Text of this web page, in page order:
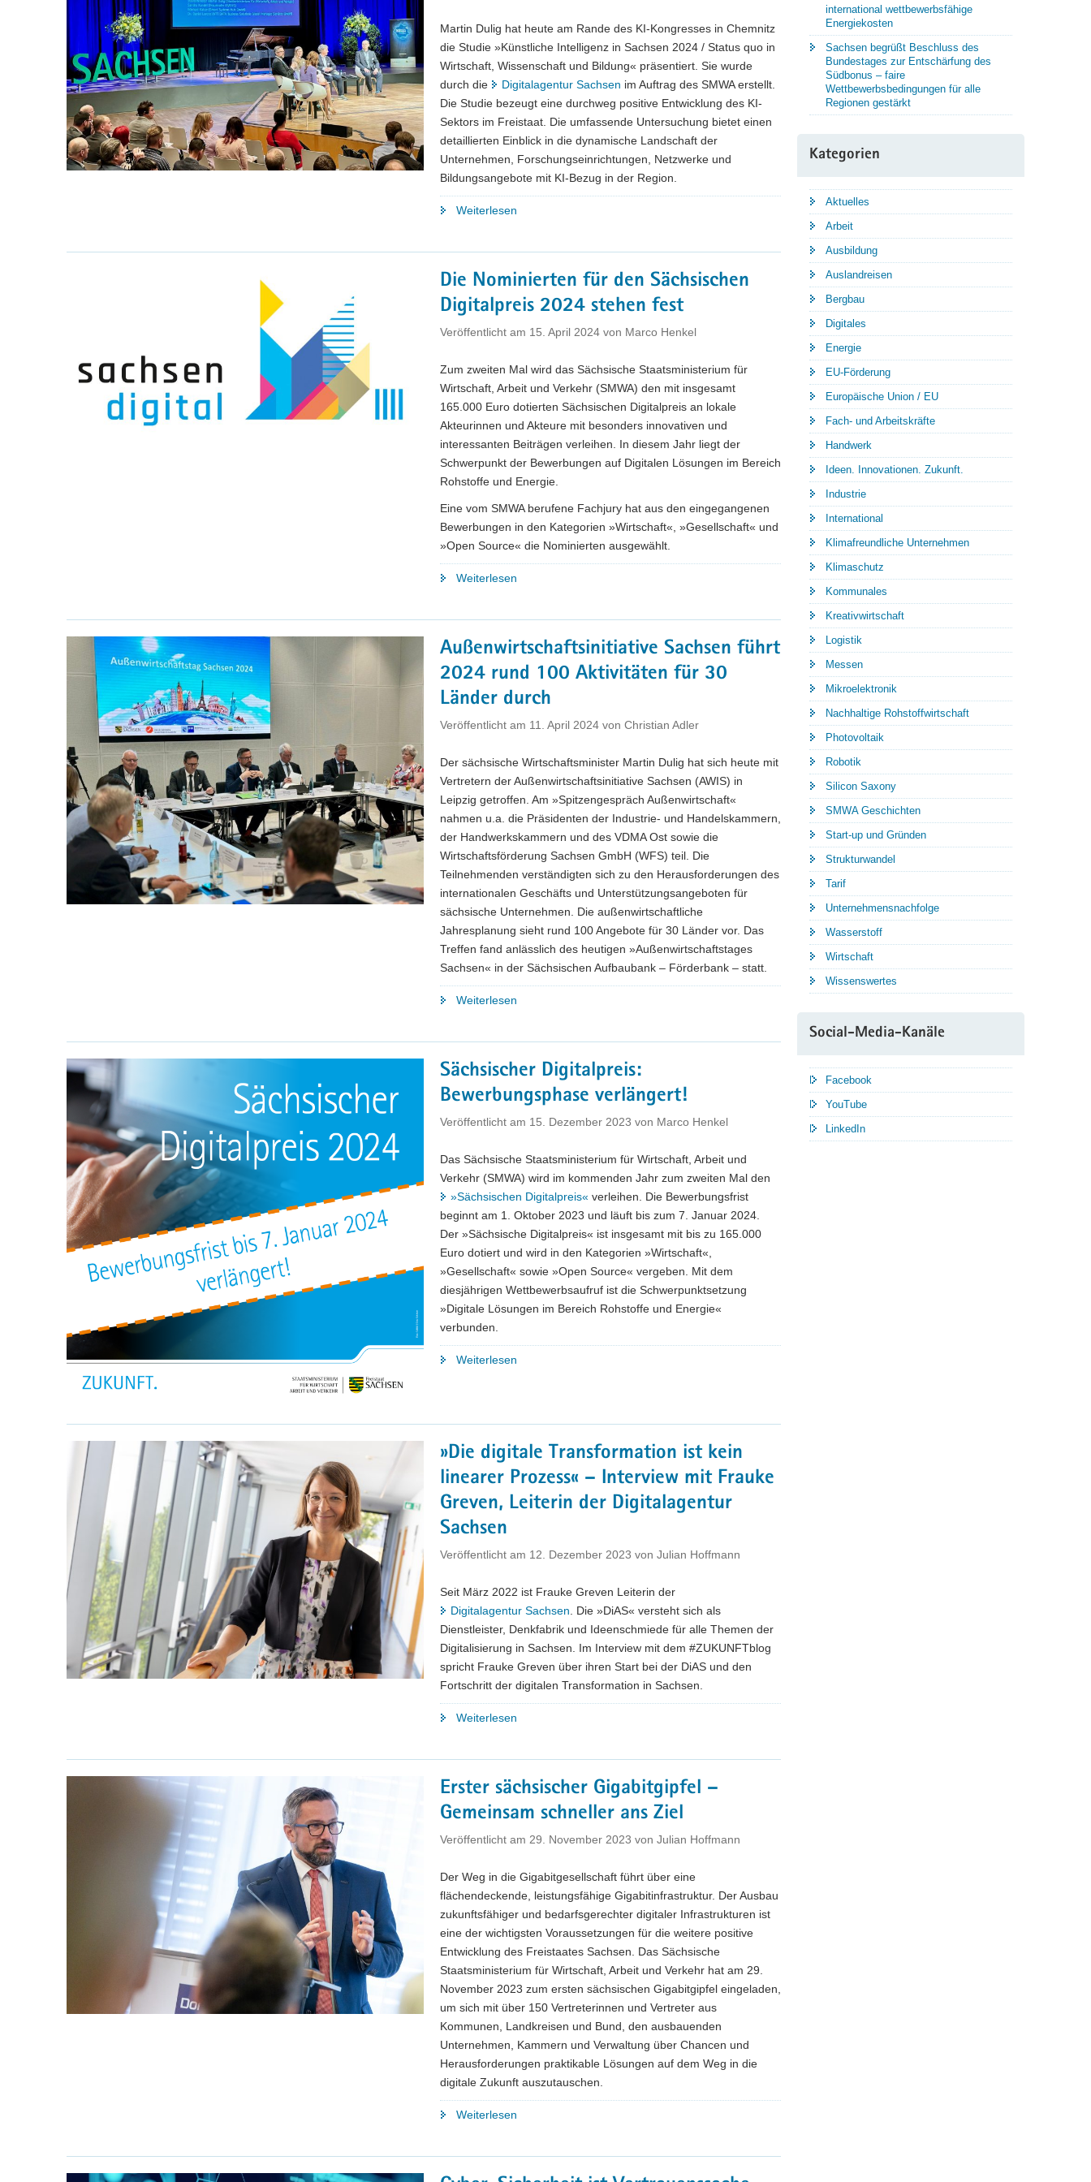
1,35
Mrd.
Euro
kofinanziert"
Martin Dulig hat heute am Rande des KI-Kongresses in Chemnitz
die Studie »Künstliche Intelligenz in Sachsen 2024 / Status quo in
Wirtschaft, Wissenschaft und Bildung« präsentiert. Sie wurde
durch die
Digitalagentur Sachsen im Auftrag des SMWA erstellt.
Die Studie bezeugt eine durchweg positive Entwicklung des KI-
Sektors im Freistaat. Die umfassende Untersuchung bietet einen
detaillierten Einblick in die dynamische Landschaft der
Unternehmen, Forschungseinrichtungen, Netzwerke und
Bildungsangebote mit KI-Bezug in der Region.
Weiterlesen
Studie
zum
quo
Wirtschaft,
Wissenschaft
und
Bildung"
Die Nominierten für den Sächsischen
Digitalpreis 2024 stehen fest
Veröffentlicht am 15. April 2024 von Marco Henkel
Zum zweiten Mal wird das Sächsische Staatsministerium für
Wirtschaft, Arbeit und Verkehr (SMWA) den mit insgesamt
165.000 Euro dotierten Sächsischen Digitalpreis an lokale
Akteurinnen und Akteure mit besonders innovativen und
interessanten Beiträgen verleihen. In diesem Jahr liegt der
Schwerpunkt der Bewerbungen auf Digitalen Lösungen im Bereich
Rohstoffe und Energie.
Eine vom SMWA berufene Fachjury hat aus den eingegangenen
Bewerbungen in den Kategorien »Wirtschaft«, »Gesellschaft« und
»Open Source« die Nominierten ausgewählt.
Weiterlesen
Sächsischen
Digitalpreis 2024
stehen
fest"
Außenwirtschaftsinitiative Sachsen führt
2024 rund 100 Aktivitäten für 30
Länder durch
Veröffentlicht am 11. April 2024 von Christian Adler
Der sächsische Wirtschaftsminister Martin Dulig hat sich heute mit
Vertretern der Außenwirtschaftsinitiative Sachsen (AWIS) in
Leipzig getroffen. Am »Spitzengespräch Außenwirtschaft«
nahmen u.a. die Präsidenten der Industrie- und Handelskammern,
der Handwerkskammern und des VDMA Ost sowie die
Wirtschaftsförderung Sachsen GmbH (WFS) teil. Die
Teilnehmenden verständigten sich zu den Herausforderungen des
internationalen Geschäfts und Unterstützungsangeboten für
sächsische Unternehmen. Die außenwirtschaftliche
Jahresplanung sieht rund 100 Angebote für 30 Länder vor. Das
Treffen fand anlässlich des heutigen »Außenwirtschaftstages
Sachsen« in der Sächsischen Aufbaubank – Förderbank – statt.
Weiterlesen
rund
100 Aktivitäten
30
durch"
Sächsischer Digitalpreis:
Bewerbungsphase verlängert!
Veröffentlicht am 15. Dezember 2023 von Marco Henkel
Das Sächsische Staatsministerium für Wirtschaft, Arbeit und
Verkehr (SMWA) wird im kommenden Jahr zum zweiten Mal den
»Sächsischen Digitalpreis« verleihen. Die Bewerbungsfrist
beginnt am 1. Oktober 2023 und läuft bis zum 7. Januar 2024.
Der »Sächsische Digitalpreis« ist insgesamt mit bis zu 165.000
Euro dotiert und wird in den Kategorien »Wirtschaft«,
»Gesellschaft« sowie »Open Source« vergeben. Mit dem
diesjährigen Wettbewerbsaufruf ist die Schwerpunktsetzung
»Digitale Lösungen im Bereich Rohstoffe und Energie«
verbunden.
Weiterlesen
»Die digitale Transformation ist kein
linearer Prozess« – Interview mit Frauke
Greven, Leiterin der Digitalagentur
Sachsen
Veröffentlicht am 12. Dezember 2023 von Julian Hoffmann
Seit März 2022 ist Frauke Greven Leiterin der
Digitalagentur Sachsen . Die »DiAS« versteht sich als
Dienstleister, Denkfabrik und Ideenschmiede für alle Themen der
Digitalisierung in Sachsen. Im Interview mit dem #ZUKUNFTblog
spricht Frauke Greven über ihren Start bei der DiAS und den
Fortschritt der digitalen Transformation in Sachsen.
Weiterlesen
kein
linearer
–
mit
Frauke
Greven,
Leiterin
der
Digitalagentur
Sachsen"
Erster sächsischer Gigabitgipfel –
Gemeinsam schneller ans Ziel
Veröffentlicht am 29. November 2023 von Julian Hoffmann
Der Weg in die Gigabitgesellschaft führt über eine
flächendeckende, leistungsfähige Gigabitinfrastruktur. Der Ausbau
zukunftsfähiger und bedarfsgerechter digitaler Infrastrukturen ist
eine der wichtigsten Voraussetzungen für die weitere positive
Entwicklung des Freistaates Sachsen. Das Sächsische
Staatsministerium für Wirtschaft, Arbeit und Verkehr hat am 29.
November 2023 zum ersten sächsischen Gigabitgipfel eingeladen,
um sich mit über 150 Vertreterinnen und Vertreter aus
Kommunen, Landkreisen und Bund, den ausbauenden
Unternehmen, Kammern und Verwaltung über Chancen und
Herausforderungen praktikable Lösungen auf dem Weg in die
digitale Zukunft auszutauschen.
Weiterlesen
international wettbewerbsfähige
Energiekosten
Sachsen begrüßt Beschluss des
Bundestages zur Entschärfung des
Südbonus – faire
Wettbewerbsbedingungen für alle
Regionen gestärkt
Kategorien
Aktuelles
Arbeit
Ausbildung
Auslandreisen
Bergbau
Digitales
Energie
EU-Förderung
Europäische Union / EU
Fach- und Arbeitskräfte
Handwerk
Ideen. Innovationen. Zukunft.
Industrie
International
Klimafreundliche Unternehmen
Klimaschutz
Kommunales
Kreativwirtschaft
Logistik
Messen
Mikroelektronik
Nachhaltige Rohstoffwirtschaft
Photovoltaik
Robotik
Silicon Saxony
SMWA Geschichten
Start-up und Gründen
Strukturwandel
Tarif
Unternehmensnachfolge
Wasserstoff
Wirtschaft
Wissenswertes
Social-Media-Kanäle
Facebook
YouTube
LinkedIn